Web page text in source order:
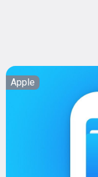
Apple